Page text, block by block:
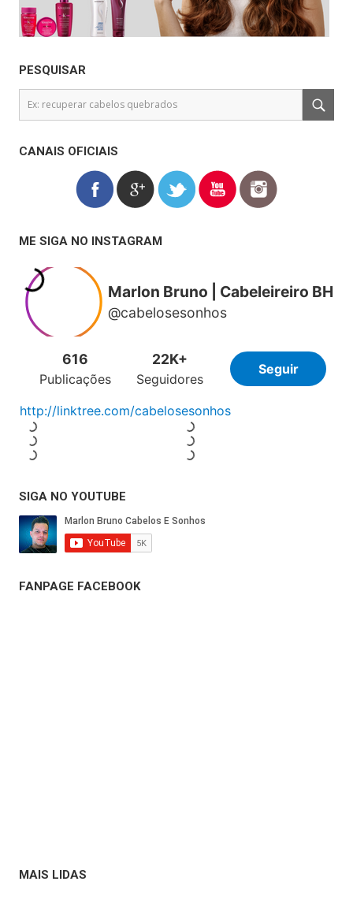
PESQUISAR
CANAIS OFICIAIS
ME SIGA NO INSTAGRAM
SIGA NO YOUTUBE
FANPAGE FACEBOOK
MAIS LIDAS